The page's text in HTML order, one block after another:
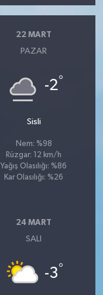
22 MART
PAZAR
-2°
Sisli
Nem: %98
Rüzgar: 12 km/h
Yağış Olasılığı: %86
Kar Olasılığı: %26
24 MART
SALI
-3°